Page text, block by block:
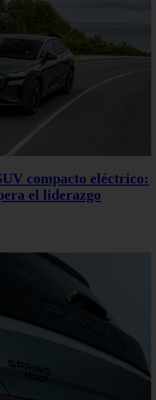
compacto eléctrico:
el liderazgo